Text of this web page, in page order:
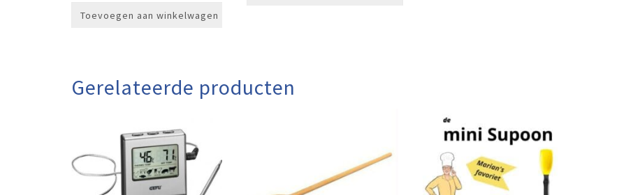
Toevoegen aan winkelwagen
Gerelateerde producten